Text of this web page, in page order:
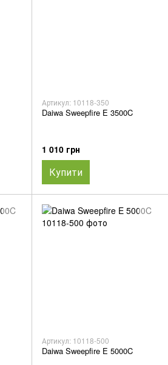
Артикул: 10118-350
Daiwa Sweepfire E 3500C
1 010 грн
Купити
Артикул: 10118-500
Daiwa Sweepfire E 5000C